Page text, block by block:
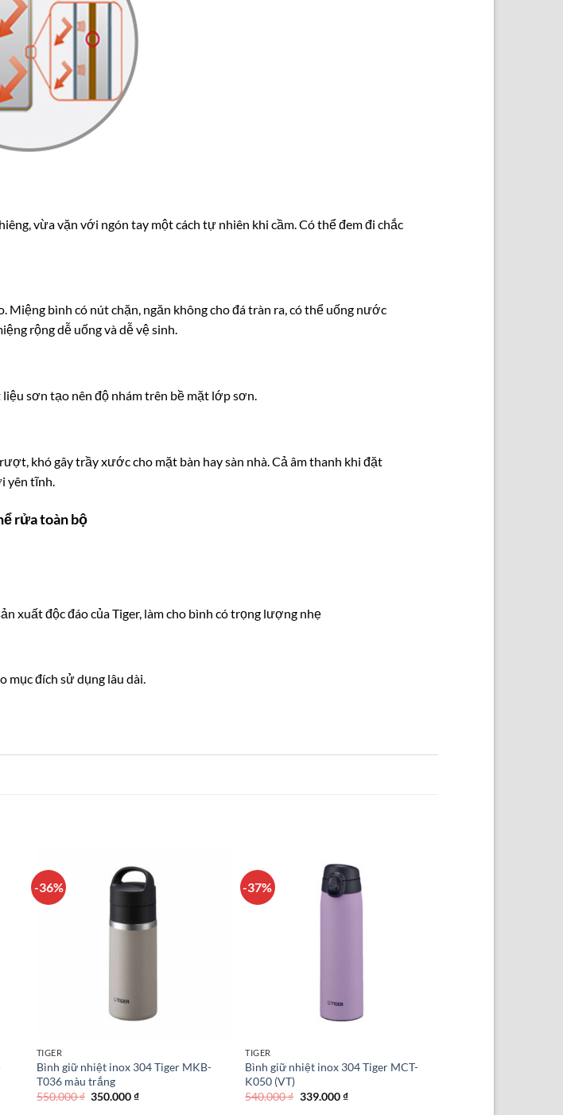
vừa vặn với ngón tay một cách tự nhiên khi cầm. Có thể đem đi chắc
bình có nút chặn, ngăn không cho đá tràn ra, có thể uống nước
rộng dễ uống và dễ vệ sinh.
sơn tạo nên độ nhám trên bề mặt lớp sơn.
khó gây trầy xước cho mặt bàn hay sàn nhà. Cả âm thanh khi đặt
yên tĩnh.
rửa toàn bộ
xuất độc đáo của Tiger, làm cho bình có trọng lượng nhẹ
mục đích sử dụng lâu dài.
-36%
TIGER
Bình giữ nhiệt inox 304 Tiger MKB-
T036 màu trắng
550.000₫ Giá
350.000₫Giá
-37%
TIGER
Bình giữ nhiệt inox 304 Tiger MCT-
K050 (VT)
540.000₫ Giá
339.000₫Giá